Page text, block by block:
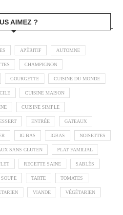
AIMEZ ?
APÉRITIF AUTOMNE
CHAMPIGNON
COURGETTE CUISINE DU MONDE
CUISINE MAISON
CUISINE SIMPLE
ENTRÉE GATEAUX
IG BAS IGBAS NOISETTES
SANS GLUTEN PLAT FAMILIAL
RECETTE SAINE SABLÉS
SOUPE TARTE TOMATES
VIANDE VÉGÉTARIEN